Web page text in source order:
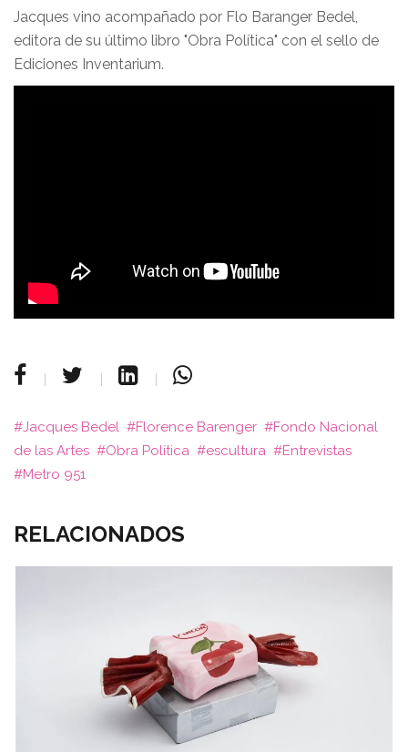
Jacques vino acompañado por Flo Baranger Bedel,
editora de su último libro "Obra Política" con el sello de
Ediciones Inventarium.
Jacques Bedel Florence Barenger
Fondo Nacional
de las Artes
Obra Política escultura
Entrevistas
Metro 951
RELACIONADOS